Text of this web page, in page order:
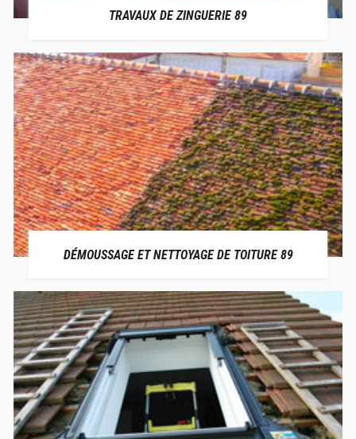
TRAVAUX DE ZINGUERIE 89
DÉMOUSSAGE ET NETTOYAGE DE TOITURE 89